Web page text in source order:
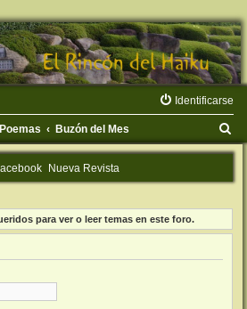
Identificarse
Buzón del Mes
u
Nueva Revista
para ver o leer temas en este foro.